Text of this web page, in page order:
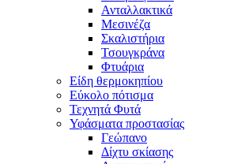
Ανταλλακτικά
Μεσινέζα
Σκαλιστήρια
Τσουγκράνα
Φτυάρια
Είδη θερμοκηπίου
Εύκολο πότισμα
Τεχνητά Φυτά
Υφάσματα προστασίας
Γεώπανο
Δίχτυ σκίασης